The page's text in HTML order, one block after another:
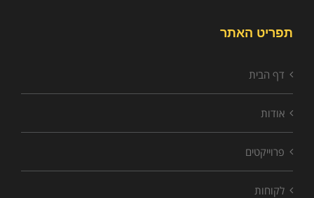
תפריט האתר
דף הבית
אודות
פרוייקטים
לקוחות